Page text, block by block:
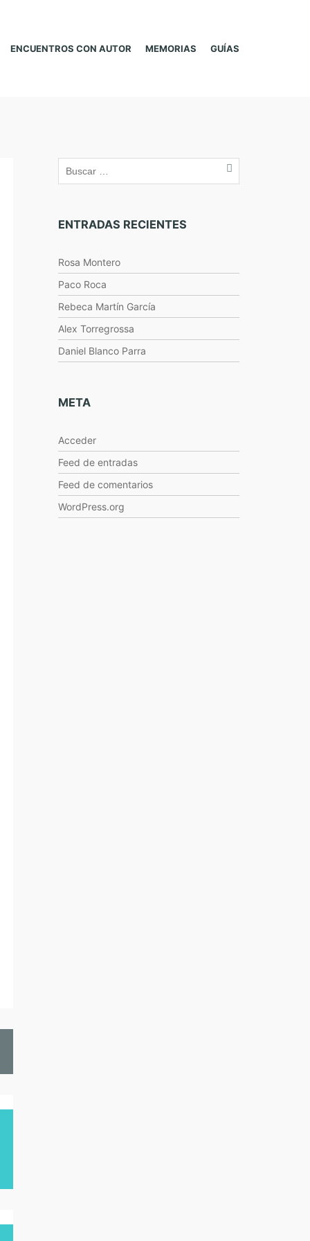
ENCUENTROS CON AUTOR MEMORIAS GUÍAS
ENTRADAS RECIENTES
Rosa Montero
Paco Roca
Rebeca Martín García
Alex Torregrossa
Daniel Blanco Parra
META
Acceder
Feed de entradas
Feed de comentarios
WordPress.org